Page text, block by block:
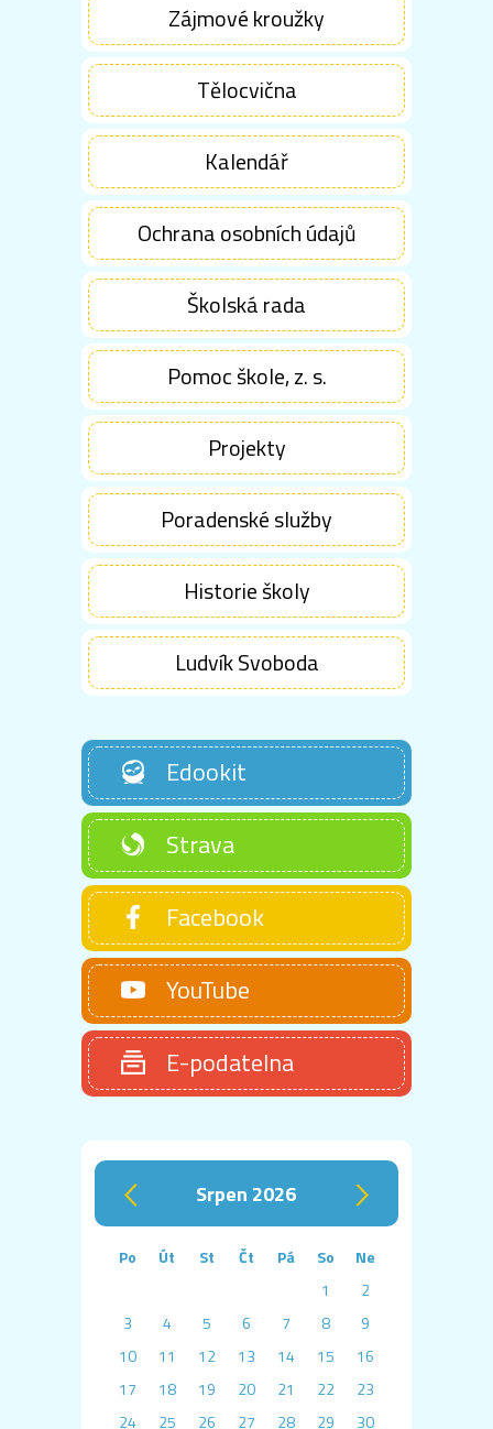
Zájmové kroužky
Tělocvična
Kalendář
Ochrana osobních údajů
Školská rada
Pomoc škole, z. s.
Projekty
Poradenské služby
Historie školy
Ludvík Svoboda
Edookit
Strava
Facebook
YouTube
E-podatelna
‹ srpen 2026 ›
Po Út St Čt Pá So
Ne
1
2
3
4 5 6 7 8
9
10
11 12 13 14 15
16
17
18 19 20 21 22
23
24
25 26 27 28 29 30